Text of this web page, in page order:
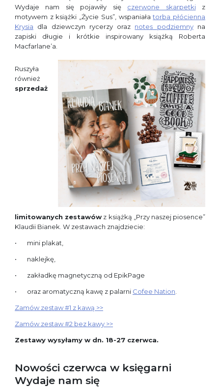
Wydaje nam się pojawiły się czerwone skarpetkiz
motywem z książki „Życie Sus”, wspaniałatorba płócienna
Krysia dla dziewczyn rycerzy oraz notes podziemnyna
zapiski długie i krótkie inspirowany książką Roberta
Macfarlane’a.
Ruszyła
również
sprzedaż
limitowanych zestawów z książką „Przy naszej piosence”
Klaudii Bianek. W zestawach znajdziecie:
mini plakat,
naklejkę,
zakładkę magnetyczną od EpikPage
oraz aromatyczną kawę z palarni Cofee Nation
Zamów zestaw #1 z kawą >>
Zamów zestaw #2 bez kawy >>
Zestawy wysyłamy w dn. 18-27 czerwca.
Nowości czerwca w księgarni
Wydaje nam się